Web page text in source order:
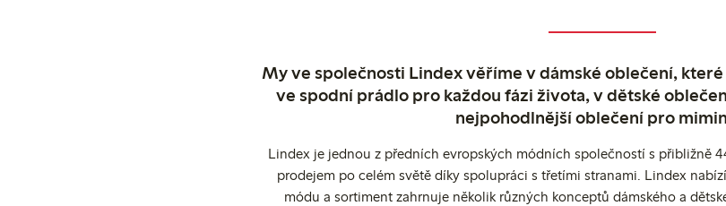
My ve společnosti Lindex věříme v dámské oblečení,
ve spodní prádlo pro každou fázi života, v dětské
nejpohodlnější oblečení pro
Lindex je jednou z předních evropských módních společností s přibližně
prodejem po celém světě díky spolupráci s třetími stranami. Lindex
módu a sortiment zahrnuje několik různých konceptů dámského a